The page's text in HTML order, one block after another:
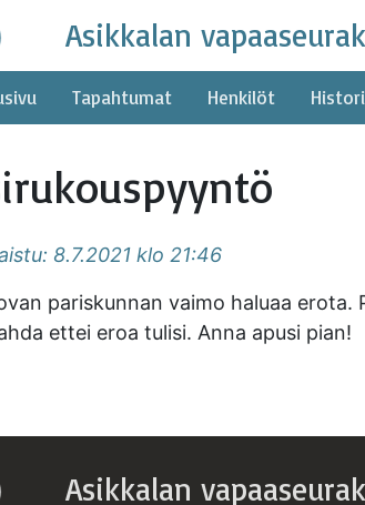
Asikkalan
Tapahtumat Henkilöt
8.7.2021 klo 21:46
pariskunnan vaimo haluaa
ettei eroa tulisi. Anna apusi pian!
Asikkalan